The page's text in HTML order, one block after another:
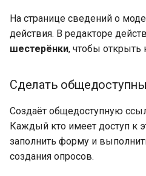
На странице сведений о
действия. В редакторе
шестерёнки, чтобы открыть
Сделать
Создаёт общедоступную
Каждый кто имеет доступ к
заполнить форму и
создания опросов.